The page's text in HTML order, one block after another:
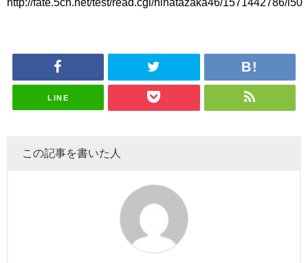
http://fate.5ch.net/test/read.cgi/hinatazaka46/1571442786/l50
LINE
この記事を書いた人